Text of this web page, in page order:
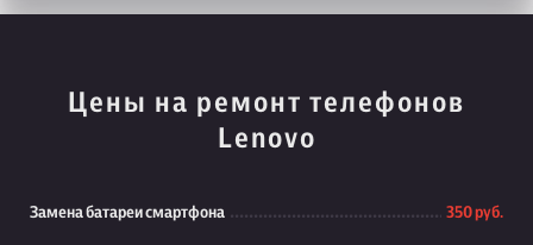
Цены на ремонт телефонов
Lenovo
Замена батареи смартфона 350 руб.